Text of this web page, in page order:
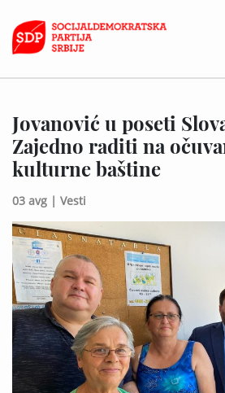
Jovanović u poseti
Zajedno raditi na
kulturne baštine
03 avg | Vesti